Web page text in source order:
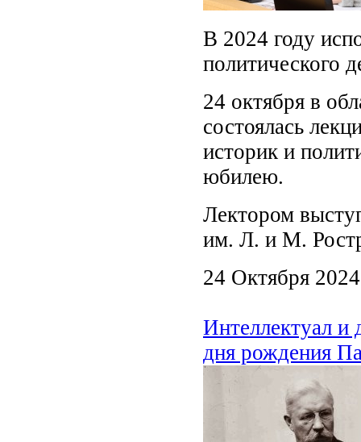
В 2024 году
политического
24 октября в
состоялась
историк и
юбилею.
Лектором
им. Л. и М.
24 Октября 2024
Интеллектуал и
дня рождения